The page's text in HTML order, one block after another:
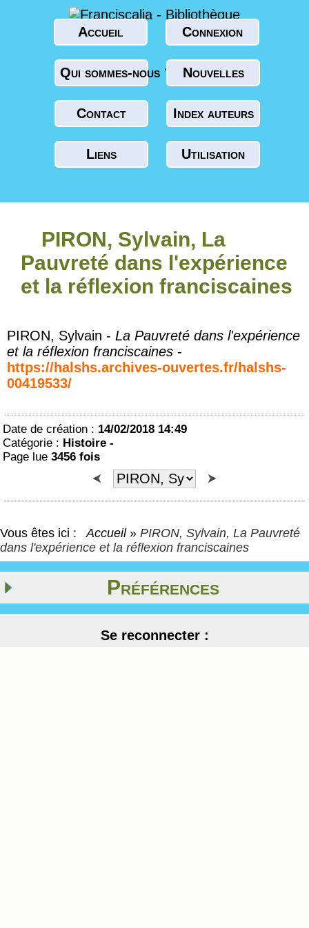
Accueil Connexion
Qui sommes-nous ? Nouvelles
Contact Index auteurs
Liens Utilisation
PIRON, Sylvain, La
Pauvreté dans l'expérience
et la réflexion franciscaines
PIRON, Sylvain - La Pauvreté dans l'expérience
et la réflexion franciscaines -
https://halshs.archives-ouvertes.fr/halshs-
00419533/
Date de création : 14/02/2018 14:49
Catégorie : Histoire -
Page lue 3456 fois
Vous êtes ici : Accueil » PIRON, Sylvain, La Pauvreté
dans l'expérience et la réflexion franciscaines
Préférences
Se reconnecter :